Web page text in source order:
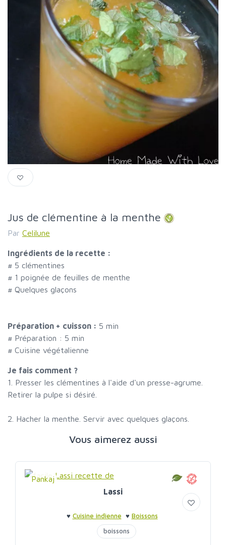
Jus de clémentine à la menthe
Par Celilune
Ingrédients de la recette :
# 5 clémentines
# 1 poignée de feuilles de menthe
# Quelques glaçons
Préparation + cuisson : 5 min
# Préparation : 5 min
# Cuisine végétalienne
Je fais comment ?
1. Presser les clémentines à l'aide d'un presse-agrume.
Retirer la pulpe si désiré.
2. Hacher la menthe. Servir avec quelques glaçons.
Vous aimerez aussi
Pankaj
Lassi
♥ Cuisine indienne ♥ Boissons
boissons